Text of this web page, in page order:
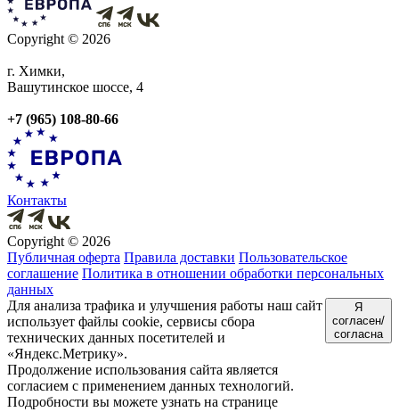
Copyright © 2026
г. Химки,
Вашутинское шоссе, 4
+7 (965) 108-80-66
Контакты
Copyright © 2026
Публичная оферта Правила доставки Пользовательское
соглашение Политика в отношении обработки персональных
данных
Для анализа трафика и улучшения работы наш сайт
использует файлы cookie, сервисы сбора
технических данных посетителей и
«Яндекс.Метрику».
Продолжение использования сайта является
согласием с применением данных технологий.
Подробности вы можете узнать на странице
Я
согласен/
согласна